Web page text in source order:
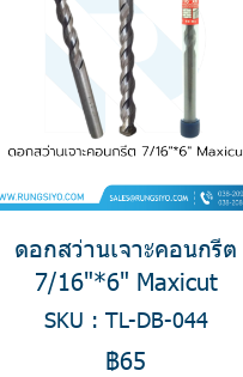
ดอกสว่านเจาะคอนกรีต
7/16"*6" Maxicut
SKU : TL-DB-044
฿65